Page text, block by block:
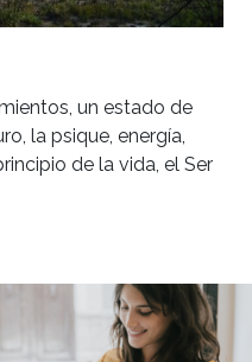
un estado de
la psique, energía,
de la vida, el Ser